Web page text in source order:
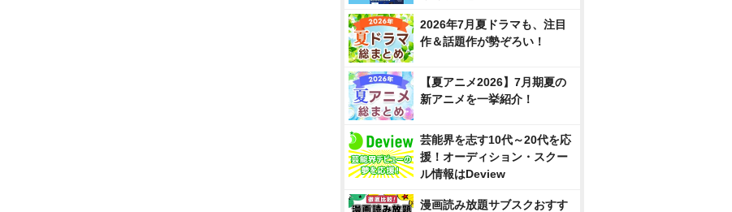
2026年7月夏ドラマも、注目
作＆話題作が勢ぞろい！
【夏アニメ2026】7月期夏の
新アニメを一挙紹介！
芸能界を志す10代～20代を応
援！オーディション・スクー
ル情報はDeview
漫画読み放題サブスクおすす